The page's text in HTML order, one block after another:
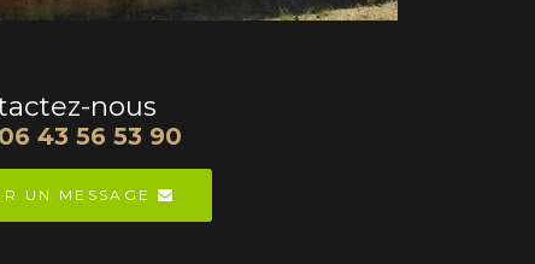
nous
06 43 56 53 90
UN MESSAGE